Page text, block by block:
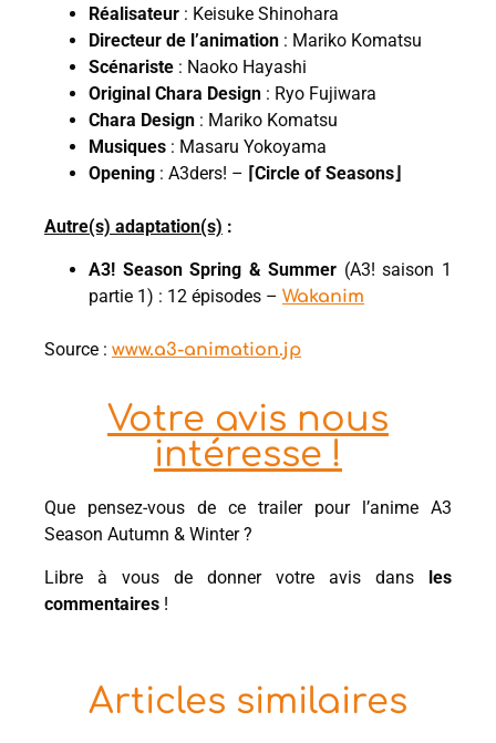
Réalisateur : Keisuke Shinohara
Directeur de l’animation : Mariko Komatsu
Scénariste : Naoko Hayashi
Original Chara Design : Ryo Fujiwara
Chara Design : Mariko Komatsu
Musiques : Masaru Yokoyama
Opening : A3ders! – ⌈Circle of Seasons⌋
Autre(s) adaptation(s) :
A3! Season Spring & Summer (A3! saison 1
partie 1) : 12 épisodes – Wakanim
Source : www.a3-animation.jp
Votre avis nous
intéresse !
Que pensez-vous de ce trailer pour l’anime A3
Season Autumn & Winter ?
Libre à vous de donner votre avis dans
les
commentaires !
Articles similaires